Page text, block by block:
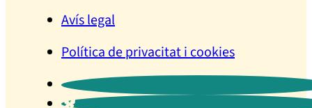
Avís legal
Política de privacitat i cookies